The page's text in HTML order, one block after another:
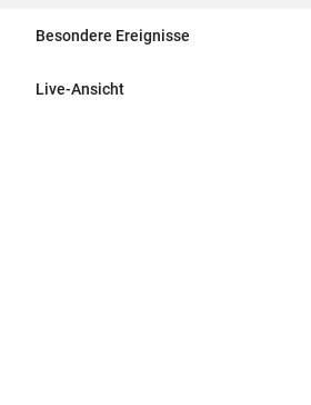
Besondere Ereignisse
Live-Ansicht